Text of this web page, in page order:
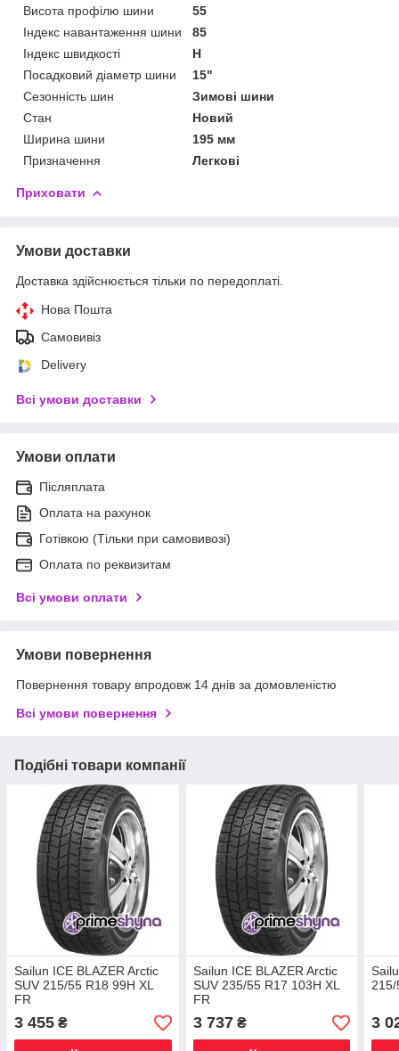
Висота профілю шини
55
Індекс навантаження шини
85
Індекс швидкості
H
Посадковий діаметр шини
15"
Сезонність шин
Зимові шини
Стан
Новий
Ширина шини
195 мм
Призначення
Легкові
Приховати
Умови доставки
Доставка здійснюється тільки по передоплаті.
Нова Пошта
Самовивіз
Delivery
Всі умови доставки
Умови оплати
Післяплата
Оплата на рахунок
Готівкою (Тільки при самовивозі)
Оплата по реквизитам
Всі умови оплати
Умови повернення
Повернення товару впродовж 14 днів за домовленістю
Всі умови повернення
Подібні товари компанії
Sailun ICE BLAZER Arctic
SUV 215/55 R18 99H XL
FR
3 455 ₴
Sailun ICE BLAZER Arctic
SUV 235/55 R17 103H XL
FR
3 737₴
215/
3